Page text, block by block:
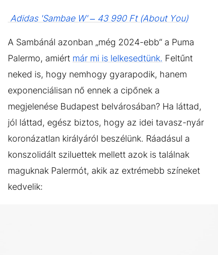
Adidas 'Sambae W' – 43 990 Ft (About You)
A Sambánál azonban „még 2024-ebb“ a Puma
Palermo, amiért már mi is lelkesedtünk. Feltűnt
neked is, hogy nemhogy gyarapodik, hanem
exponenciálisan nő ennek a cipőnek a
megjelenése Budapest belvárosában? Ha láttad,
jól láttad, egész biztos, hogy az idei tavasz-nyár
koronázatlan királyáról beszélünk. Ráadásul a
konszolidált sziluettek mellett azok is találnak
maguknak Palermót, akik az extrémebb színeket
kedvelik: